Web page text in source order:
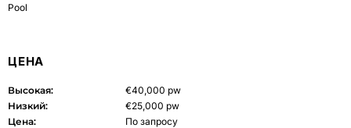
Pool
ЦЕНА
Высокая:
€40,000 pw
Низкий:
€25,000 pw
Цена:
По запросу